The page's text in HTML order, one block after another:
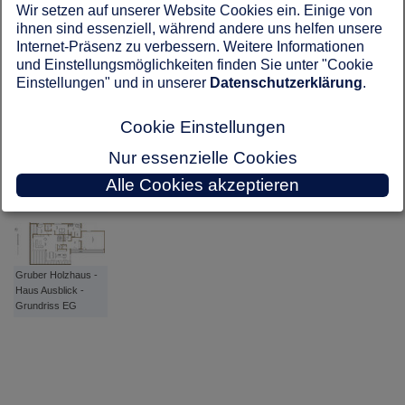
Gruber Holzhaus -
Grundriss UG
Gruber Holzhaus -
Haus Ausblick -
Grundriss EG
Wasser-Wärmepumpe , Fußbodenheizung,
Dreifachverglasung mit Verschattung, Smart Home und
wärmedämmenden Holzwänden.
Im Inneren bietet das Wohnhaus mit seiner hochwertigen,
geschmackvollen Ausstattung zahlreiche Highlights. Dabei
dezenten Grautönen durch alle Räume und erzeugt ein
Wir setzen auf unserer Website Cookies ein. Einige von
ihnen sind essenziell, während andere uns helfen unsere
Internet-Präsenz zu verbessern. Weitere Informationen
und Einstellungsmöglichkeiten finden Sie unter "Cookie
Einstellungen" und in unserer Datenschutzerklärung.
Cookie Einstellungen
Nur essenzielle Cookies
Alle Cookies akzeptieren